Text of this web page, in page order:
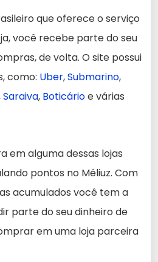
que oferece o serviço
você recebe parte do seu
de volta. O site possui
como: Uber,Submarino,
Saraiva, Boticárioe várias
em alguma dessas lojas
pontos no Méliuz. Com
acumulados você tem a
parte do seu dinheiro de
em uma loja parceira